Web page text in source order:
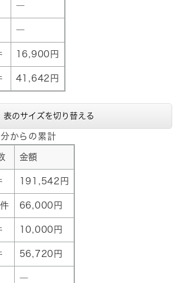
―
―
16,900円
41,642円
表のサイズを切り替える
からの累計
金額
191,542円
66,000円
10,000円
56,720円
―